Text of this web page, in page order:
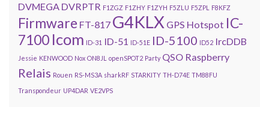
DVMEGA DVRPTR F1ZGZ F1ZHY F1ZYH F5ZLU F5ZPL F8KFZ
Firmware FT-817 G4KLX GPS Hotspot IC-
7100 Icom ID-31 ID-51 ID-51E ID-5100 ID52 IrcDDB
Jessie KENWOOD Nox ON8JL openSPOT2 Party QSO Raspberry
Relais Rouen RS-MS3A sharkRF STARKITY TH-D74E TM88FU
Transpondeur UP4DAR VE2VPS